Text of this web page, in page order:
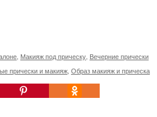
, Макияж под прическу, Вечерние прически
прически и макияж, Образ макияж и прическа